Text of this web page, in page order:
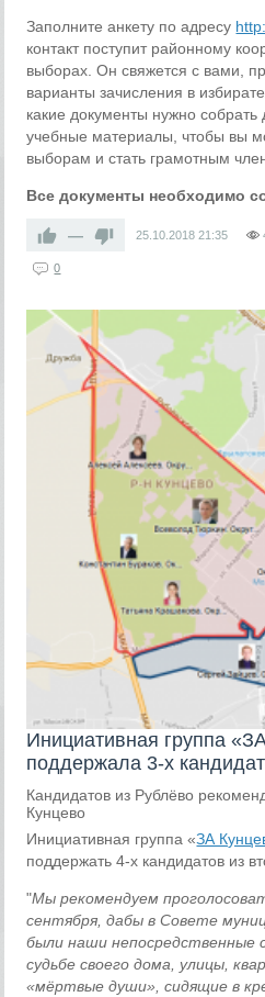
Заполните анкету по адресу
контакт поступит районному
выборах. Он свяжется с вами,
варианты зачисления в
какие документы нужно
учебные материалы, чтобы вы
выборам и стать грамотным
Все документы необходимо
— 25.10.2018 21:35
0
Инициативная группа
поддержала 3-х
Кандидатов из Рублёво
Кунцево
Инициативная группа «ЗА
поддержать 4-х кандидатов из
"Мы рекомендуем
сентября, дабы в Совете
были наши непосредственные
судьбе своего дома, улицы,
«мёртвые души», сидящие в